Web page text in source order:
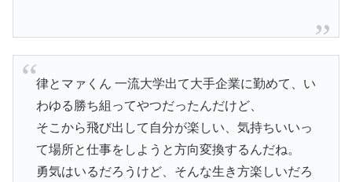
律とマァくん 一流大学出て大手企業に勤めて、い
わゆる勝ち組ってやつだったんだけど、
そこから飛び出して自分が楽しい、気持ちいいっ
て場所と仕事をしようと方向変換するんだね。
勇気はいるだろうけど、そんな生き方楽しいだろ